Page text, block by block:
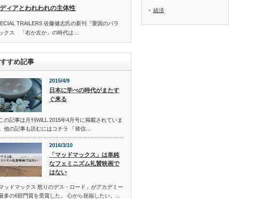
ィアとわれわれの主体性
TRAILERS 佐藤健志氏の新刊『愛国のパラ
クス 「右か左か」の時代は…
すめ記事
2015/4/9
日本に学べの時代がまたす
ぐ来る
の記事は月刊WiLL 2015年4月号に掲載されていま
他の記事も読むにはコチラ 「発信…
2016/3/10
「マッドマックス」は単純
なフェミニズム礼賛映画で
はない
マッドマックス 怒りのデス・ロード」がアカデミー
多の6部門賞を受賞した。 心から祝福したい。…
経済